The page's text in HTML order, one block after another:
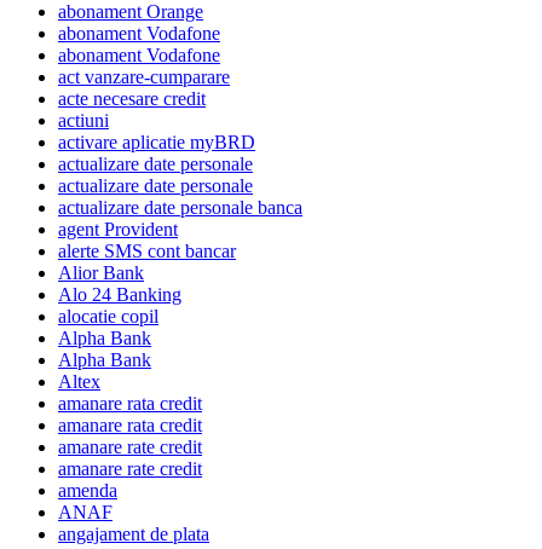
abonament Orange
abonament Vodafone
abonament Vodafone
act vanzare-cumparare
acte necesare credit
actiuni
activare aplicatie myBRD
actualizare date personale
actualizare date personale
actualizare date personale banca
agent Provident
alerte SMS cont bancar
Alior Bank
Alo 24 Banking
alocatie copil
Alpha Bank
Alpha Bank
Altex
amanare rata credit
amanare rata credit
amanare rate credit
amanare rate credit
amenda
ANAF
angajament de plata